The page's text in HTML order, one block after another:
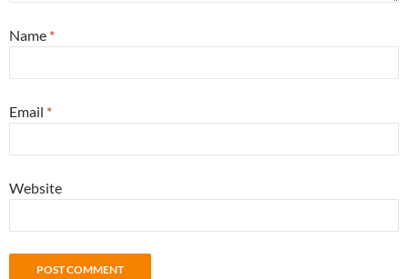
Name *
Email *
Website